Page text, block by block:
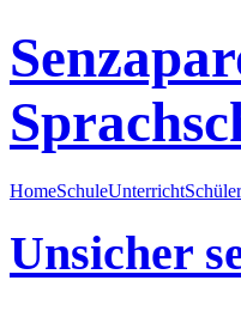
HomeSchuleUnterrichtSchüler
Unsicher